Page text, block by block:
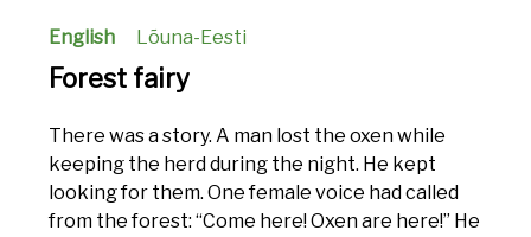
English Lõuna-Eesti
Forest fairy
There was a story. A man lost the oxen while
keeping the herd during the night. He kept
looking for them. One female voice had called
from the forest: “Come here! Oxen are here!” He